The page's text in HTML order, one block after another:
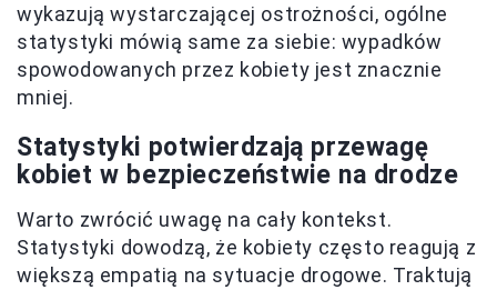
wykazują wystarczającej ostrożności, ogólne
statystyki mówią same za siebie: wypadków
spowodowanych przez kobiety jest znacznie
mniej.
Statystyki potwierdzają przewagę
kobiet w bezpieczeństwie na drodze
Warto zwrócić uwagę na cały kontekst.
Statystyki dowodzą, że kobiety często reagują z
większą empatią na sytuacje drogowe. Traktują